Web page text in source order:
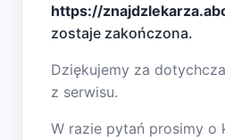
https://
zostaje zakończona.
Dziękujemy za
z serwisu.
W razie pytań prosimy o